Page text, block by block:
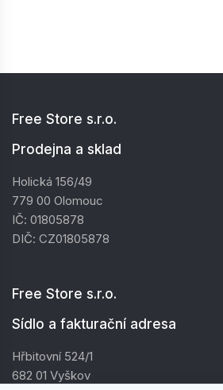
Free Store s.r.o.
Prodejna a sklad
Holická 156/49
779 00 Olomouc
IČ: 01805878
DIČ: CZ01805878
Free Store s.r.o.
Sídlo a fakturační adresa
Hřbitovní 524/1
682 01 Vyškov